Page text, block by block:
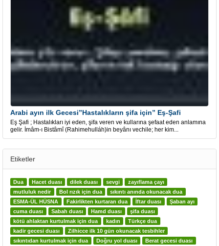
Arabi ayın ilk Gecesi”Hastalıkların şifa için” Eş-Şafi
Eş Şafi ; Hastalıkları iyi eden, şifa veren ve kullarına şefaat eden anlamına
gelir. İmâm-ı Bistâmî (Rahimehulláh)in beyânı vechile; her kim...
Etiketler
Dua Hacet duası dilek duası sevgi
zayıflama çayı
mutluluk nedir
Bol rızık için dua
sıkıntı anında okunacak dua
ESMA-ÜL HÜSNA
Fakirlikten kurtaran dua İftar duası
Şaban ayı
cuma duası
Sabah duası Hamd duası
şifa duası
kötü ahlaktan kurtulmak için dua
kadın
Türkçe dua
kadir gecesi duası
Zilhicce ilk 10 gün okunacak tesbihler
sıkıntıdan kurtulmak için dua
Doğru yol duası Berat gecesi duası